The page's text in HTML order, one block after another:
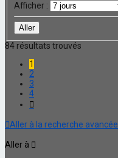
Afficher :
84 résultats trouvés
1
2
3
4
Aller à la recherche avancée
Aller à